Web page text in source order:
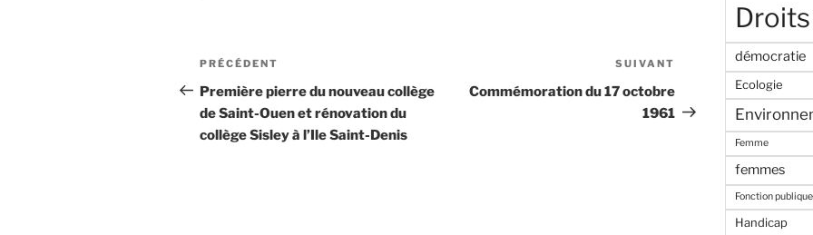
Navigation
de
l’article
Article
précédent
PRÉCÉDENT
Première pierre du nouveau collège
de Saint-Ouen et rénovation du
collège Sisley à l’Ile Saint-Denis
suivant
SUIVANT
Commémoration du 17 octobre
1961
Droits
démocratie
Ecologie
Femme
femmes
Fonction publique
Handicap